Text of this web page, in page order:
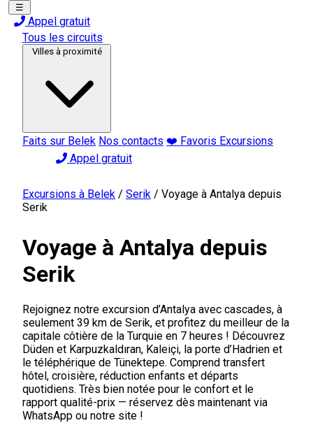
☰
Appel gratuit
Tous les circuits
Villes à proximité
Faits sur Belek Nos contacts ❤️ Favoris Excursions
Appel gratuit
Excursions à Belek / Serik / Voyage à Antalya depuis
Serik
Voyage à Antalya depuis
Serik
Rejoignez notre excursion d’Antalya avec cascades, à
seulement 39 km de Serik, et profitez du meilleur de la
capitale côtière de la Turquie en 7 heures ! Découvrez
Düden et Karpuzkaldıran, Kaleiçi, la porte d’Hadrien et
le téléphérique de Tünektepe. Comprend transfert
hôtel, croisière, réduction enfants et départs
quotidiens. Très bien notée pour le confort et le
rapport qualité-prix — réservez dès maintenant via
WhatsApp ou notre site !